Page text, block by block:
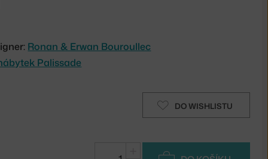
Ronan & Erwan Bouroullec
Palissade
DO WISHLISTU